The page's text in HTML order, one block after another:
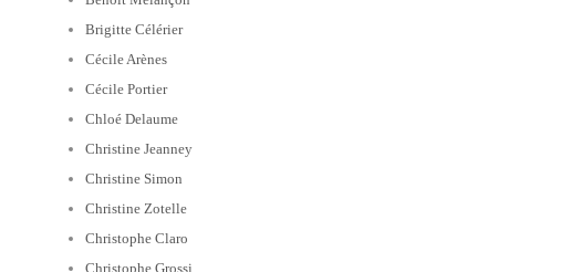
Brigitte Célérier
Cécile Arènes
Cécile Portier
Chloé Delaume
Christine Jeanney
Christine Simon
Christine Zotelle
Christophe Claro
Christophe Grossi